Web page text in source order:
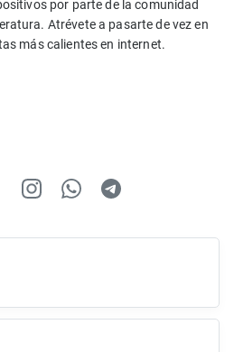
por parte de la comunidad
Atrévete a pasarte de vez en
más calientes en internet.